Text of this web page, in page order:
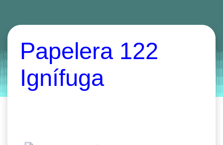
Entorno | on octubre 23, 2019
Papelera 122
Ignífuga